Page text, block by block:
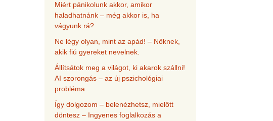
Miért pánikolunk akkor, amikor
haladhatnánk – még akkor is, ha
vágyunk rá?
Ne légy olyan, mint az apád! – Nőknek,
akik fiú gyereket nevelnek.
Állítsátok meg a világot, ki akarok szállni!
AI szorongás – az új pszichológiai
probléma
Így dolgozom – belenézhetsz, mielőtt
döntesz – Ingyenes foglalkozás a